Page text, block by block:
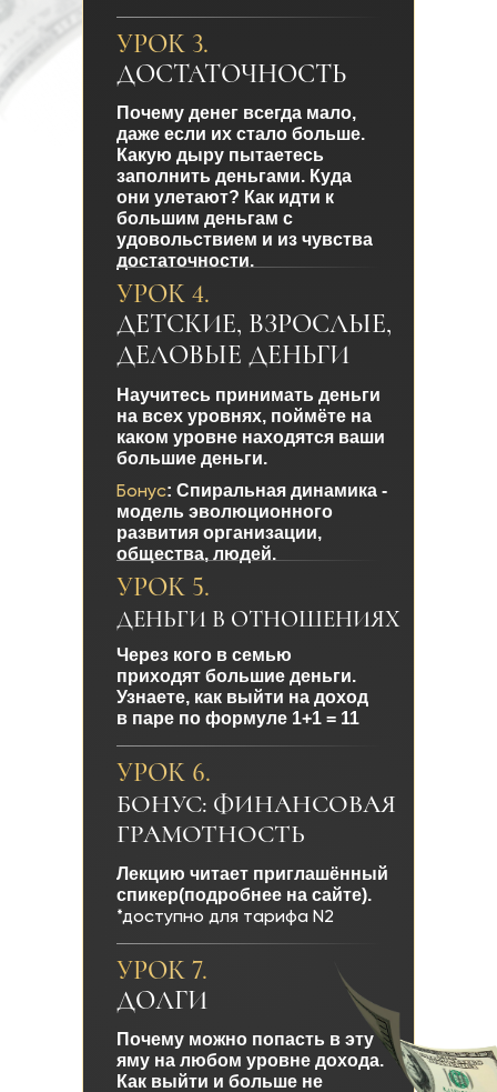
УРОК 3.
ДОСТАТОЧНОСТЬ
Почему денег всегда мало,
даже если их стало больше.
Какую дыру пытаетесь
заполнить деньгами. Куда
они улетают? Как идти к
большим деньгам с
удовольствием и из чувства
достаточности.
УРОК 5.
ДЕНЬГИ В ОТНОШЕНИЯХ
Через кого в семью
приходят большие деньги.
Узнаете, как выйти на доход
в паре по формуле 1+1 = 11
УРОК 6.
БОНУС: ФИНАНСОВАЯ
ГРАМОТНОСТЬ
Лекцию читает приглашённый
спикер(подробнее на сайте).
*доступно для тарифа N2
УРОК 7.
ДОЛГИ
УРОК 4.
ДЕТСКИЕ, ВЗРОСЛЫЕ,
ДЕЛОВЫЕ ДЕНЬГИ
Научитесь принимать деньги
на всех уровнях, поймёте на
каком уровне находятся ваши
большие деньги.
Бонус: Спиральная динамика -
модель эволюционного
развития организации,
общества, людей.
Почему можно попасть в эту
яму на любом уровне дохода.
Как выйти и больше не